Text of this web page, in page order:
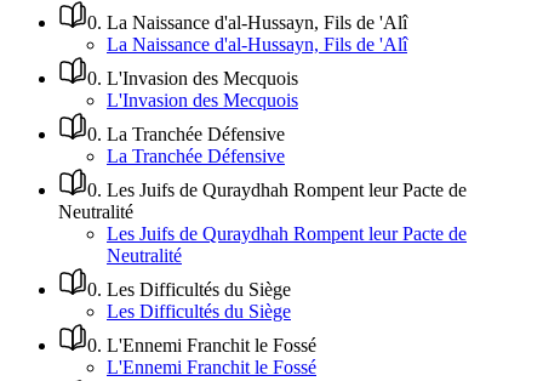
0. La Naissance d'al-Hussayn, Fils de 'Alî
La Naissance d'al-Hussayn, Fils de 'Alî
0. L'Invasion des Mecquois
L'Invasion des Mecquois
0. La Tranchée Défensive
La Tranchée Défensive
0. Les Juifs de Quraydhah Rompent leur Pacte de
Neutralité
Les Juifs de Quraydhah Rompent leur Pacte de
Neutralité
0. Les Difficultés du Siège
Les Difficultés du Siège
0. L'Ennemi Franchit le Fossé
L'Ennemi Franchit le Fossé